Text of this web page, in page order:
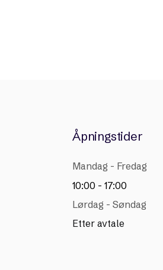
Åpningstider
Mandag - Fredag
10:00 - 17:00
Lørdag - Søndag
Etter avtale